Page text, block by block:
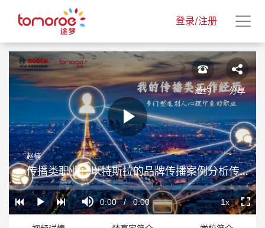
登录/注册
Play
Video
Play
Mute
Current
0:00 / Duration
0:00
Loaded:
0%
Progress:
0%
Playback
Rate
1x
赵楠
传播类职业：以特斯拉的品牌传播案例分析传播类职业
邀约 分享